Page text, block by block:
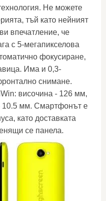
Не можете
тъй като нейният
впечатление, че
с 5-мегапикселова
фокусиране,
Има и 0,3-
снимане.
височина - 126 мм,
10.5 мм. Смартфонът е
като доставката
се панела.